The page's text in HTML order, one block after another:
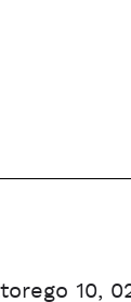
10,